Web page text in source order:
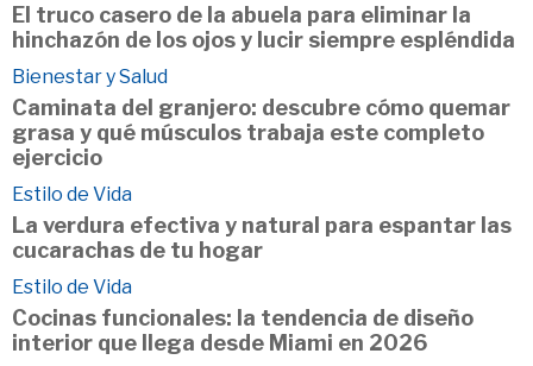
El truco casero de la abuela para eliminar la
hinchazón de los ojos y lucir siempre espléndida
Bienestar y Salud
Caminata del granjero: descubre cómo quemar
grasa y qué músculos trabaja este completo
ejercicio
Estilo de Vida
La verdura efectiva y natural para espantar las
cucarachas de tu hogar
Estilo de Vida
Cocinas funcionales: la tendencia de diseño
interior que llega desde Miami en 2026